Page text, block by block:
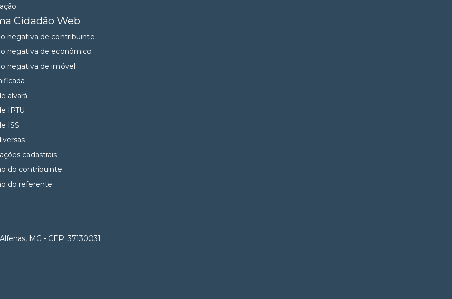
Cidadão Web
negativa de contribuinte
negativa de econômico
negativa de imóvel
alvará
IPTU
ISS
cadastrais
do contribuinte
do referente
MG - CEP: 37130031